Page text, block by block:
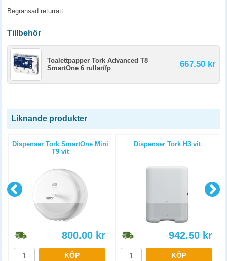
Begränsad returrätt
Tillbehör
Toalettpapper Tork Advanced T8
SmartOne 6 rullar/fp
667.50 kr
Liknande produkter
Dispenser Tork SmartOne Mini
T9 vit
800.00 kr
KÖP
Dispenser Tork H3 vit
942.50 kr
KÖP